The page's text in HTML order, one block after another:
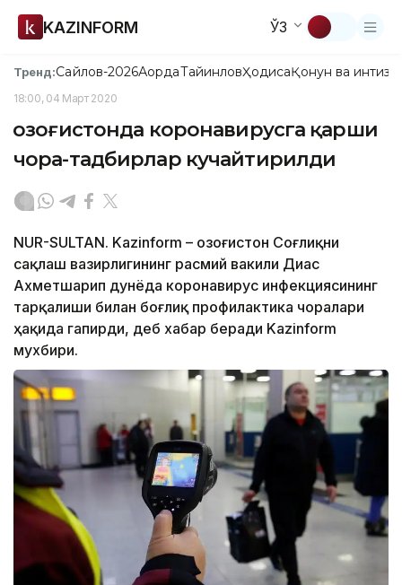
KAZINFORM ЎЗ
Тренд:Сайлов-2026АқордаТайинловҲодисаҚонун ва
18:00, 04 Март 2020
Қозоғистонда коронавирусга қарши
чора-тадбирлар кучайтирилди
NUR-SULTAN. Kazinform – Қозоғистон Соғлиқни
сақлаш вазирлигининг расмий вакили Диас
Ахметшарип дунёда коронавирус инфекциясининг
тарқалиши билан боғлиқ профилактика чоралари
ҳақида гапирди, деб хабар беради Kazinform
мухбири.